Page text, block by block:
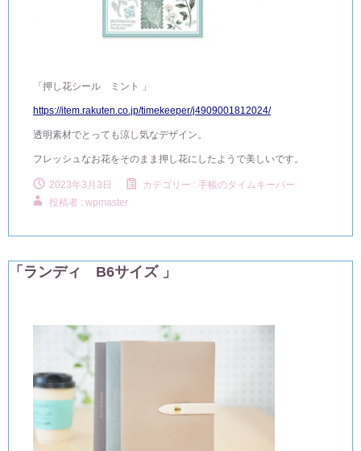
「押し花シール ミント 」
https://item.rakuten.co.jp/timekeeper/j4909001812024/
透明素材でとっても涼し気なデザイン。
フレッシュなお花をそのまま押し花にしたようで美しいです。
2023年3月3日 カテゴリー : 手帳のタイムキーパー
投稿者 : wpmaster
「ランディ B6サイズ 」